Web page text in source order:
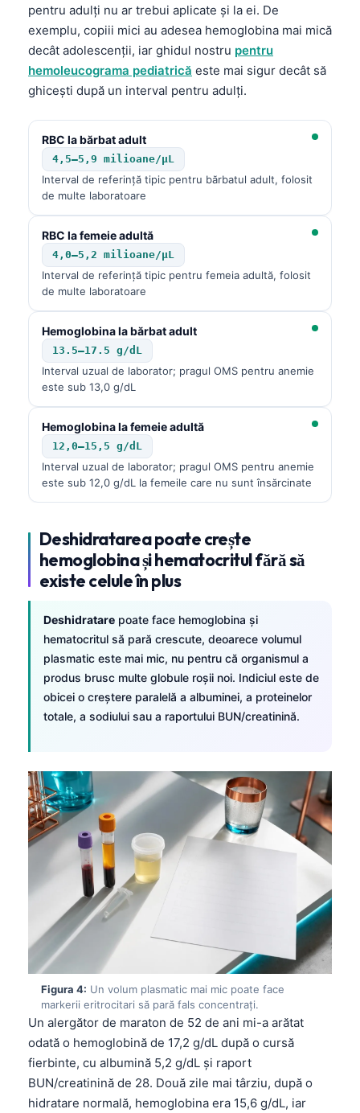
pentru adulți nu ar trebui aplicate și la ei. De
exemplu, copiii mici au adesea hemoglobina mai mică
decât adolescenții, iar ghidul nostru pentru
hemoleucograma pediatrică este mai sigur decât să
ghicești după un interval pentru adulți.
RBC la bărbat adult
4,5–5,9 milioane/µL
Interval de referință tipic pentru bărbatul adult, folosit
de multe laboratoare
RBC la femeie adultă
4,0–5,2 milioane/µL
Interval de referință tipic pentru femeia adultă, folosit
de multe laboratoare
Hemoglobina la bărbat adult
13.5–17.5 g/dL
Interval uzual de laborator; pragul OMS pentru anemie
este sub 13,0 g/dL
Hemoglobina la femeie adultă
12,0–15,5 g/dL
Interval uzual de laborator; pragul OMS pentru anemie
este sub 12,0 g/dL la femeile care nu sunt însărcinate
Deshidratarea poate crește
hemoglobina și hematocritul fără să
existe celule în plus
Deshidratare poate face hemoglobina și
hematocritul să pară crescute, deoarece volumul
plasmatic este mai mic, nu pentru că organismul a
produs brusc multe globule roșii noi. Indiciul este de
obicei o creștere paralelă a albuminei, a proteinelor
totale, a sodiului sau a raportului BUN/creatinină.
Figura 4: Un volum plasmatic mai mic poate face
markerii eritrocitari să pară fals concentrați.
Un alergător de maraton de 52 de ani mi-a arătat
odată o hemoglobină de 17,2 g/dL după o cursă
fierbinte, cu albumină 5,2 g/dL și raport
BUN/creatinină de 28. Două zile mai târziu, după o
hidratare normală, hemoglobina era 15,6 g/dL, iar